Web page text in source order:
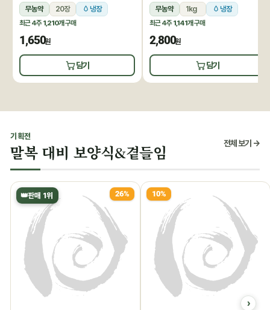
무농약 20장 냉장
최근 4주1,210개 구매
1,650원
담기
무농약 1kg 냉장
최근 4주1,141개 구매
2,800원
담기
기획전
말복 대비 보양식&곁들임 전체 보기 →
👑판매 1위 26% 10%